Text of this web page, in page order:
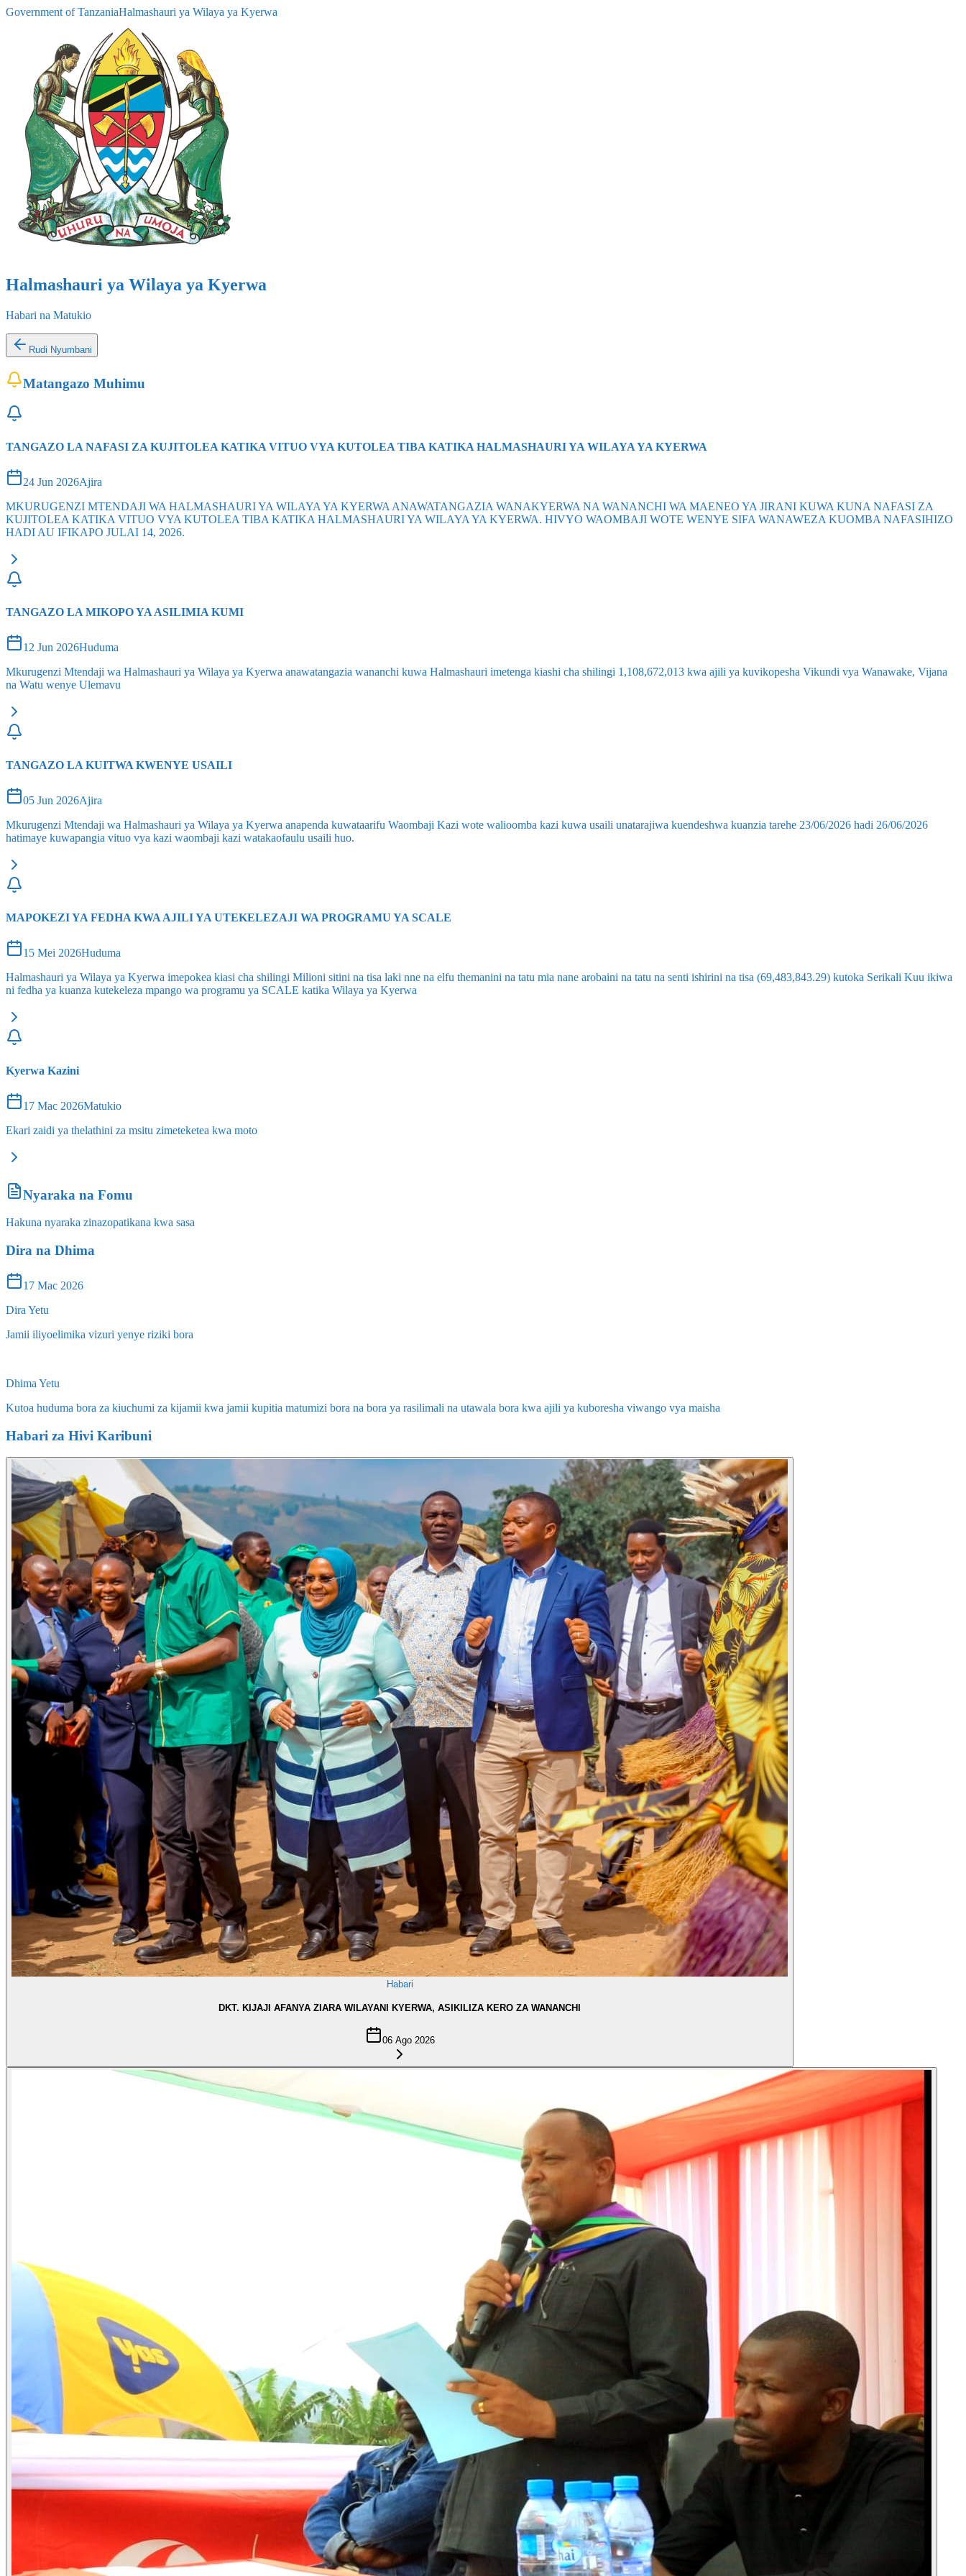
Government of TanzaniaHalmashauri ya Wilaya ya Kyerwa
Halmashauri ya Wilaya ya Kyerwa
Habari na Matukio
Rudi Nyumbani
Matangazo Muhimu
TANGAZO LA NAFASI ZA KUJITOLEA KATIKA VITUO VYA KUTOLEA TIBA KATIKA HALMASHAURI YA WILAYA YA KYERWA
24 Jun 2026Ajira
MKURUGENZI MTENDAJI WA HALMASHAURI YA WILAYA YA KYERWA ANAWATANGAZIA WANAKYERWA NA WANANCHI WA MAENEO YA JIRANI KUWA KUNA NAFASI ZA
KUJITOLEA KATIKA VITUO VYA KUTOLEA TIBA KATIKA HALMASHAURI YA WILAYA YA KYERWA. HIVYO WAOMBAJI WOTE WENYE SIFA WANAWEZA KUOMBA NAFASIHIZO
HADI AU IFIKAPO JULAI 14, 2026.
TANGAZO LA MIKOPO YA ASILIMIA KUMI
12 Jun 2026Huduma
Mkurugenzi Mtendaji wa Halmashauri ya Wilaya ya Kyerwa anawatangazia wananchi kuwa Halmashauri imetenga kiashi cha shilingi 1,108,672,013 kwa ajili ya kuvikopesha Vikundi vya Wanawake, Vijana
na Watu wenye Ulemavu
TANGAZO LA KUITWA KWENYE USAILI
05 Jun 2026Ajira
Mkurugenzi Mtendaji wa Halmashauri ya Wilaya ya Kyerwa anapenda kuwataarifu Waombaji Kazi wote walioomba kazi kuwa usaili unatarajiwa kuendeshwa kuanzia tarehe 23/06/2026 hadi 26/06/2026
hatimaye kuwapangia vituo vya kazi waombaji kazi watakaofaulu usaili huo.
MAPOKEZI YA FEDHA KWA AJILI YA UTEKELEZAJI WA PROGRAMU YA SCALE
15 Mei 2026Huduma
Halmashauri ya Wilaya ya Kyerwa imepokea kiasi cha shilingi Milioni sitini na tisa laki nne na elfu themanini na tatu mia nane arobaini na tatu na senti ishirini na tisa (69,483,843.29) kutoka Serikali Kuu ikiwa
ni fedha ya kuanza kutekeleza mpango wa programu ya SCALE katika Wilaya ya Kyerwa
Kyerwa Kazini
17 Mac 2026Matukio
Ekari zaidi ya thelathini za msitu zimeteketea kwa moto
Nyaraka na Fomu
Hakuna nyaraka zinazopatikana kwa sasa
Dira na Dhima
17 Mac 2026
Dira Yetu
Jamii iliyoelimika vizuri yenye riziki bora
Dhima Yetu
Kutoa huduma bora za kiuchumi za kijamii kwa jamii kupitia matumizi bora na bora ya rasilimali na utawala bora kwa ajili ya kuboresha viwango vya maisha
Habari za Hivi Karibuni
Habari
DKT. KIJAJI AFANYA ZIARA WILAYANI KYERWA, ASIKILIZA KERO ZA WANANCHI
06 Ago 2026